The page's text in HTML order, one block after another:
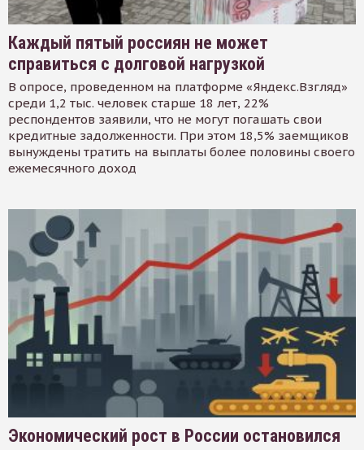
Каждый пятый россиян не может
справиться с долговой нагрузкой
В опросе, проведенном на платформе «Яндекс.Взгляд»
среди 1,2 тыс. человек старше 18 лет, 22%
респондентов заявили, что не могут погашать свои
кредитные задолженности. При этом 18,5% заемщиков
вынуждены тратить на выплаты более половины своего
ежемесячного доход
Экономический рост в России остановился